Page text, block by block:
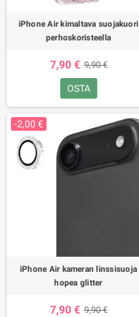
iPhone Air kimaltava suojakuori
perhoskoristeella
7,90 € 9,90 €
OSTA
-2,00 €
iPhone Air kameran linssisuoja
hopea glitter
7,90 € 9,90 €